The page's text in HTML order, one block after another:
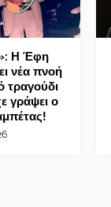
Η Έφη
νέα πνοή
τραγούδι
γράψει ο